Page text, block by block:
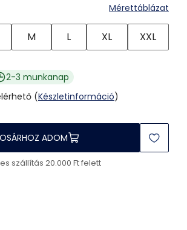
Mérettáblázat
M L XL XXL
2-3 munkanap
(Készletinformáció)
ADOM
szállítás 20.000 Ft felett